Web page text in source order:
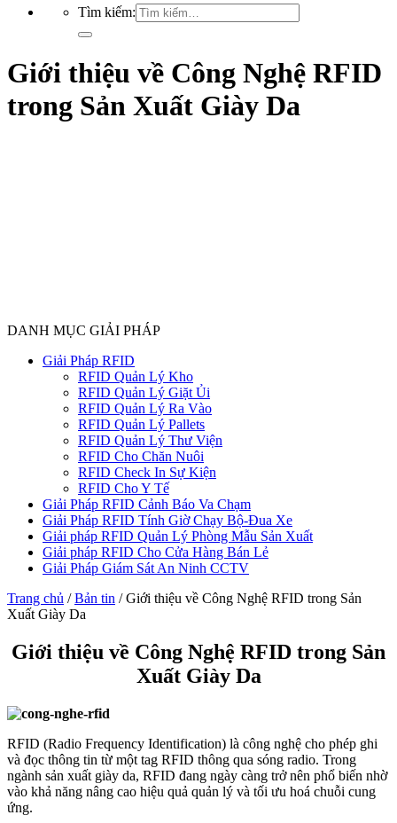
Tìm kiếm:
Giới thiệu về Công Nghệ RFID
trong Sản Xuất Giày Da
DANH MỤC GIẢI PHÁP
Giải Pháp RFID
RFID Quản Lý Kho
RFID Quản Lý Giặt Ủi
RFID Quản Lý Ra Vào
RFID Quản Lý Pallets
RFID Quản Lý Thư Viện
RFID Cho Chăn Nuôi
RFID Check In Sự Kiện
RFID Cho Y Tế
Giải Pháp RFID Cảnh Báo Va Chạm
Giải Pháp RFID Tính Giờ Chạy Bộ-Đua Xe
Giải pháp RFID Quản Lý Phòng Mẫu Sản Xuất
Giải pháp RFID Cho Cửa Hàng Bán Lẻ
Giải Pháp Giám Sát An Ninh CCTV
Trang chủ / Bản tin /Giới thiệu về Công Nghệ RFID trong Sản
Xuất Giày Da
Giới thiệu về Công Nghệ RFID trong Sản
Xuất Giày Da
RFID (Radio Frequency Identification) là công nghệ cho phép ghi
và đọc thông tin từ một tag RFID thông qua sóng radio. Trong
ngành sản xuất giày da, RFID đang ngày càng trở nên phổ biến nhờ
vào khả năng nâng cao hiệu quả quản lý và tối ưu hoá chuỗi cung
ứng.